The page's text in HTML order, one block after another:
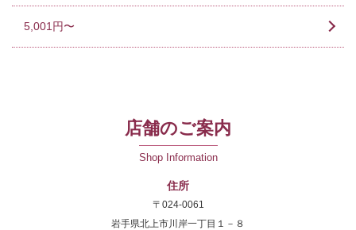
5,001円〜
店舗のご案内
Shop Information
住所
〒024-0061
岩手県北上市川岸一丁目１－８